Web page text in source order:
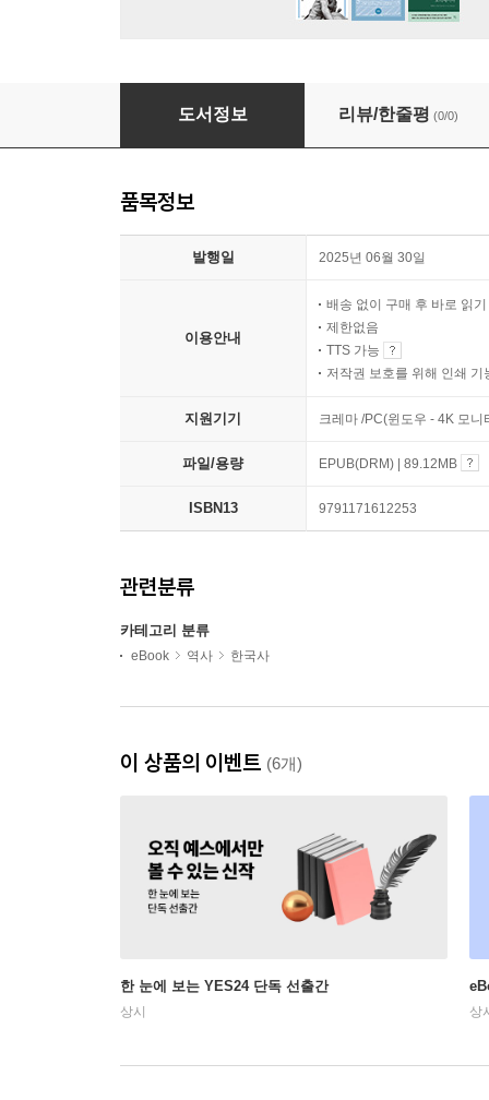
한국외교문서 제7차 한일회담 2
도서정보 리뷰/한줄평 (0/0)
품목정보
발행일 2025년 06월 30일
이용안내
배송 없이 구매 후 바로 읽기
제한없음
TTS 가능
저작권 보호를 위해 인쇄 기
지원기기 크레마 /PC(윈도우 - 4K 모
파일/용량 EPUB(DRM) | 89.12MB
ISBN13 9791171612253
관련분류
카테고리 분류
eBook 역사 한국사
이 상품의 이벤트 (6개)
한 눈에 보는 YES24 단독 선출간
상시 상